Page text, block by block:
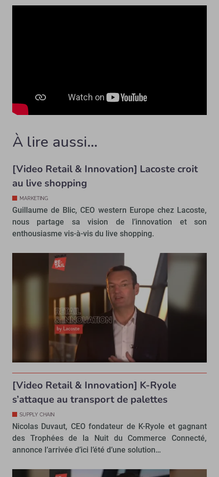
À lire aussi…
[Video Retail & Innovation] Lacoste croit
au live shopping
MARKETING
Guillaume de Blic, CEO western Europe chez Lacoste,
nous partage sa vision de l’innovation et son
enthousiasme vis-à-vis du live shopping.
[Video Retail & Innovation] K-Ryole
s’attaque au transport de palettes
SUPPLY CHAIN
Nicolas Duvaut, CEO fondateur de K-Ryole et gagnant
des Trophées de la Nuit du Commerce Connecté,
annonce l’arrivée d’ici l’été d’une solution…